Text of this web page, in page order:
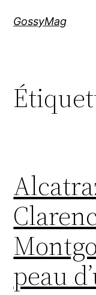
GossyMag
peau